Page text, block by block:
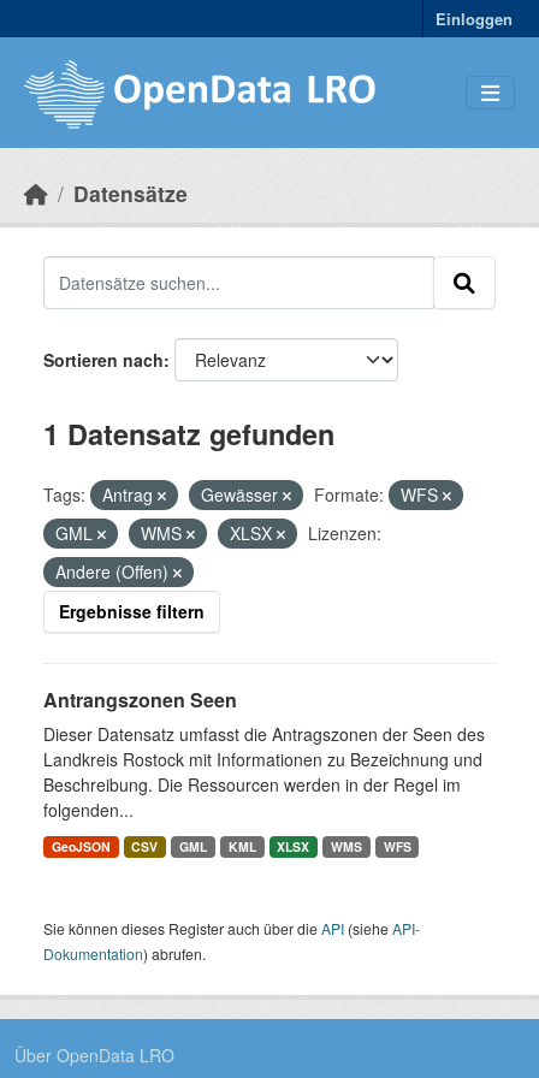
Einloggen
Datensätze
Sortieren nach
1 Datensatz gefunden
Tags: Antrag Gewässer Formate:
WFS
GML
WMS XLSX
Lizenzen:
Andere (Offen)
Ergebnisse filtern
Antrangszonen Seen
Dieser Datensatz umfasst die Antragszonen der Seen des
Landkreis Rostock mit Informationen zu Bezeichnung und
Beschreibung. Die Ressourcen werden in der Regel im
folgenden...
GeoJSON CSV GML KML XLSX WMS WFS
Sie können dieses Register auch über dieAPI (sieheAPI-
Dokumentation) abrufen.
Über OpenData LRO